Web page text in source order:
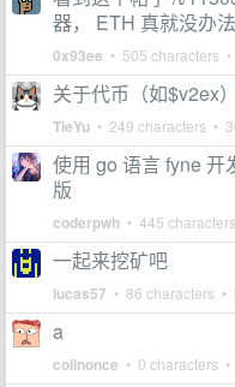
器， ETH 真就没办
0x93ee • 505 characters
关于代币（如$v2ex
TieYu • 249 characters •
使用 go 语言 fyne 开
版
coderpwh • 445
一起来挖矿吧
lucas57 • 86 characters •
a
colinonce • 0 characters